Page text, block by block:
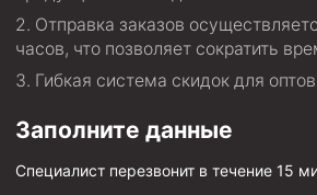
Отправка заказов
часов, что позволяет сократить
Гибкая система скидок для
Заполните данные
Специалист перезвонит в течение 15